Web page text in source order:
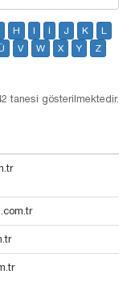
H I İ J K
L
V W X Y
Z
tanesi gösterilmektedir.